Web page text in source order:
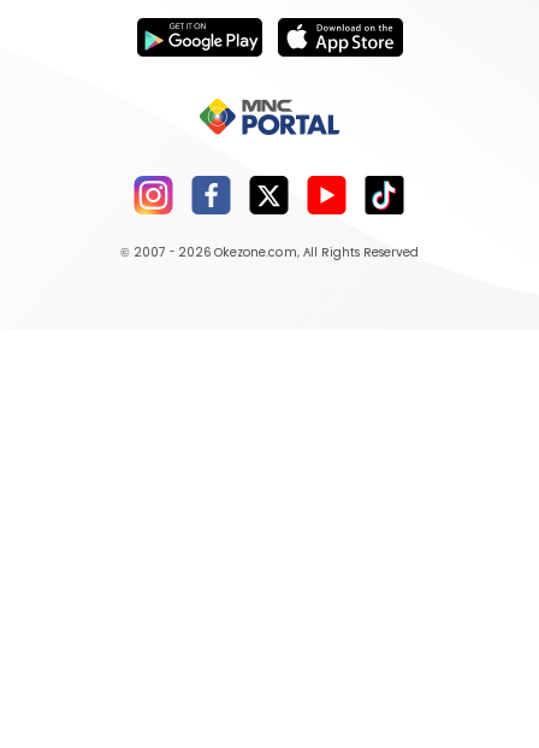
© 2007 - 2026 Okezone.com, All Rights Reserved